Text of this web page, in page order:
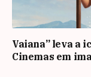
Vaiana” leva a
Cinemas em